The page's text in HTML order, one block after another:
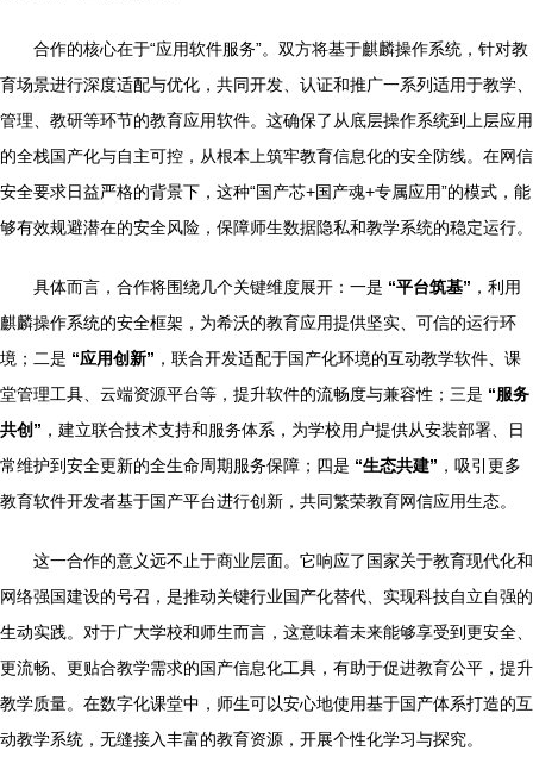
合作的核心在于“应用软件服务”。双方将基于麒麟操作系统，针对教
育场景进行深度适配与优化，共同开发、认证和推广一系列适用于教学、
管理、教研等环节的教育应用软件。这确保了从底层操作系统到上层应用
的全栈国产化与自主可控，从根本上筑牢教育信息化的安全防线。在网信
安全要求日益严格的背景下，这种“国产芯+国产魂+专属应用”的模式，能
够有效规避潜在的安全风险，保障师生数据隐私和教学系统的稳定运行。
具体而言，合作将围绕几个关键维度展开：一是 “平台筑基” ，利用
麒麟操作系统的安全框架，为希沃的教育应用提供坚实、可信的运行环
境；二是 “应用创新” ，联合开发适配于国产化环境的互动教学软件、课
堂管理工具、云端资源平台等，提升软件的流畅度与兼容性；三是 “服务
共创” ，建立联合技术支持和服务体系，为学校用户提供从安装部署、日
常维护到安全更新的全生命周期服务保障；四是 “生态共建” ，吸引更多
教育软件开发者基于国产平台进行创新，共同繁荣教育网信应用生态。
这一合作的意义远不止于商业层面。它响应了国家关于教育现代化和
网络强国建设的号召，是推动关键行业国产化替代、实现科技自立自强的
生动实践。对于广大学校和师生而言，这意味着未来能够享受到更安全、
更流畅、更贴合教学需求的国产信息化工具，有助于促进教育公平，提升
教学质量。在数字化课堂中，师生可以安心地使用基于国产体系打造的互
动教学系统，无缝接入丰富的教育资源，开展个性化学习与探究。